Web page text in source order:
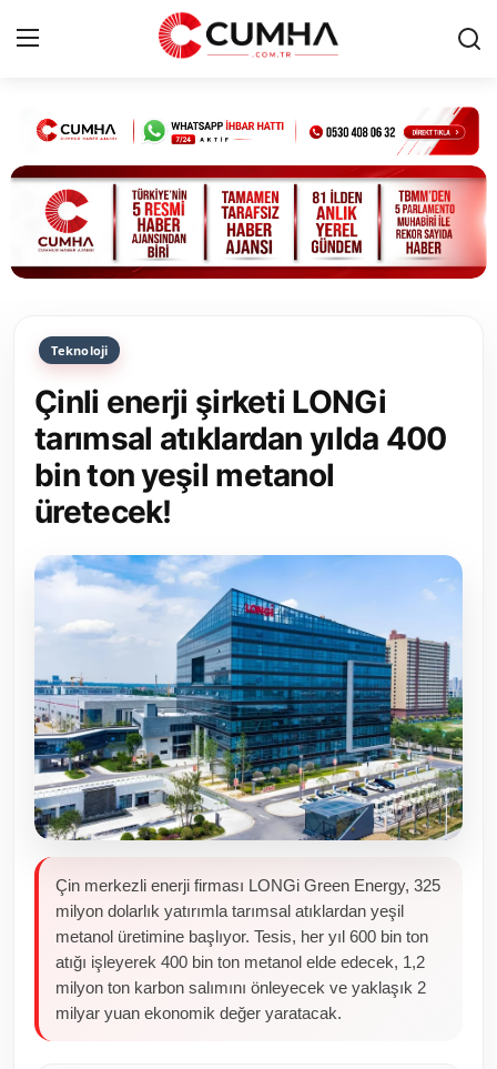
Kurumsal
Cumhurbaşkanlığı
Bakanlıklar
Siyasi Partiler
Yerel Yönetimler
Mülki İdare
Toplum ve Yaşam
Sivil Toplum Kuruluşları
Kamu Kurumları ve Üst Kurullar
Resmi Reklamlar
Teknoloji
Çinli enerji şirketi LONGi
tarımsal atıklardan yılda 400
bin ton yeşil metanol
üretecek!
Çin merkezli enerji firması LONGi Green Energy, 325
milyon dolarlık yatırımla tarımsal atıklardan yeşil
metanol üretimine başlıyor. Tesis, her yıl 600 bin ton
atığı işleyerek 400 bin ton metanol elde edecek, 1,2
milyon ton karbon salımını önleyecek ve yaklaşık 2
milyar yuan ekonomik değer yaratacak.